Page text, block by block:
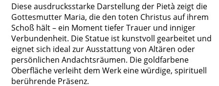
Diese ausdrucksstarke Darstellung der Pietà zeigt die
Gottesmutter Maria, die den toten Christus auf ihrem
Schoß hält – ein Moment tiefer Trauer und inniger
Verbundenheit. Die Statue ist kunstvoll gearbeitet und
eignet sich ideal zur Ausstattung von Altären oder
persönlichen Andachtsräumen. Die goldfarbene
Oberfläche verleiht dem Werk eine würdige, spirituell
berührende Präsenz.